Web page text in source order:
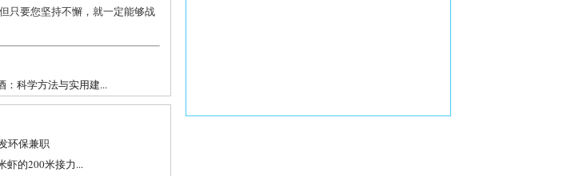
只要您坚持不懈，就一定能够战
：科学方法与实用建...
环保兼职
虾的200米接力...